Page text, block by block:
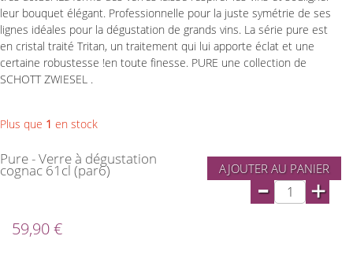
leur bouquet élégant. Professionnelle pour la juste symétrie de ses
lignes idéales pour la dégustation de grands vins. La série pure est
en cristal traité Tritan, un traitement qui lui apporte éclat et une
certaine robustesse !en toute finesse. PURE une collection de
SCHOTT ZWIESEL .
Plus que 1 en stock
Pure - Verre à dégustation
cognac 61cl (par6) AJOUTER AU PANIER
- +
59,90 €